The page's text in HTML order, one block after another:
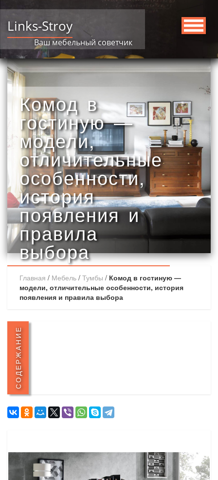
Links-Stroy
Ваш мебельный советчик
Комод в
гостиную —
модели,
отличительные
особенности,
история
появления и
правила
выбора
Главная / Мебель / Тумбы / Комод в гостиную —
модели, отличительные особенности, история
появления и правила выбора
СОДЕРЖАНИЕ